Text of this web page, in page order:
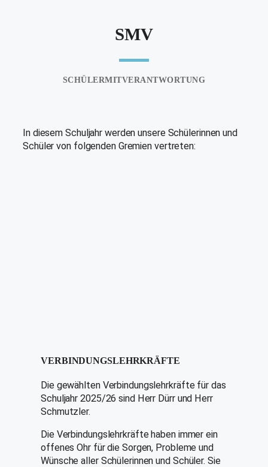
SMV
SCHÜLERMITVERANTWORTUNG
In diesem Schuljahr werden unsere Schülerinnen und
Schüler von folgenden Gremien vertreten:
VERBINDUNGSLEHRKRÄFTE
Die gewählten Verbindungslehrkräfte für das
Schuljahr 2025/26 sind Herr Dürr und Herr
Schmutzler.
Die Verbindungslehrkräfte haben immer ein
offenes Ohr für die Sorgen, Probleme und
Wünsche aller Schülerinnen und Schüler. Sie